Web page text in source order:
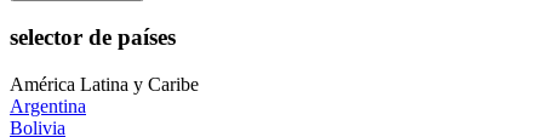
selector de países
América Latina y Caribe
Argentina
Bolivia